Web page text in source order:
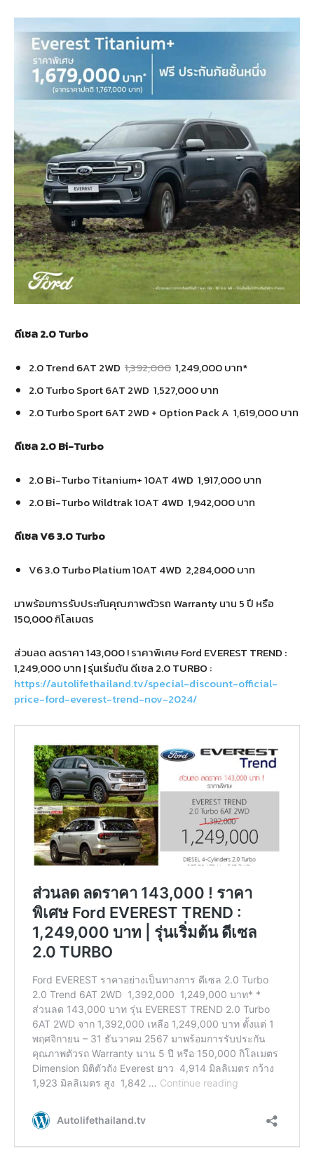
ดีเซล 2.0 Turbo
2.0 Trend 6AT 2WD 1,392,000 1,249,000 บาท*
2.0 Turbo Sport 6AT 2WD 1,527,000 บาท
2.0 Turbo Sport 6AT 2WD + Option Pack A 1,619,000 บาท
ดีเซล 2.0 Bi-Turbo
2.0 Bi-Turbo Titanium+ 10AT 4WD 1,917,000 บาท
2.0 Bi-Turbo Wildtrak 10AT 4WD 1,942,000 บาท
ดีเซล V6 3.0 Turbo
V6 3.0 Turbo Platium 10AT 4WD 2,284,000 บาท
มาพร้อมการรับประกันคุณภาพตัวรถ Warranty นาน 5 ปี หรือ
150,000 กิโลเมตร
ส่วนลด ลดราคา 143,000 ! ราคาพิเศษ Ford EVEREST TREND :
1,249,000 บาท | รุ่นเริ่มต้น ดีเซล 2.0 TURBO :
https://autolifethailand.tv/special-discount-official-
price-ford-everest-trend-nov-2024/